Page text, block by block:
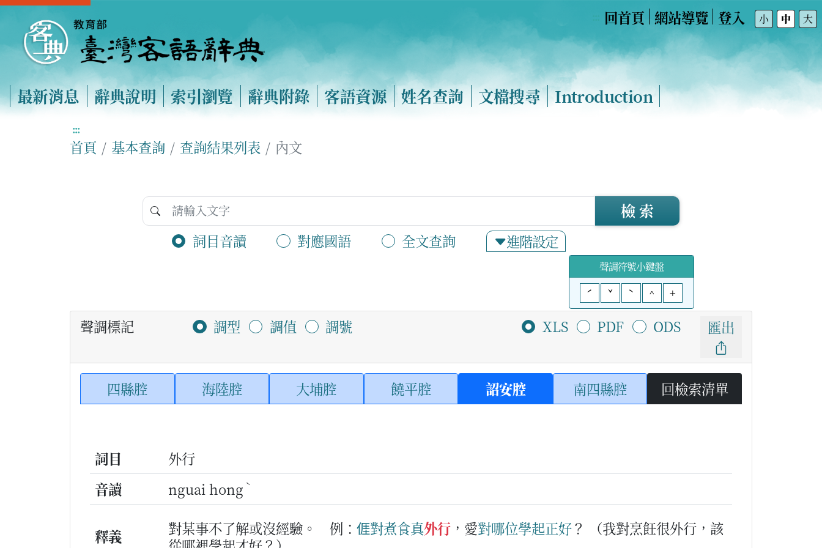
回首頁 網站導覽 登入 小 中 大
最新消息 辭典說明 索引瀏覽 辭典附錄 客語資源 姓名查詢 文檔搜尋 Introduction
:::
首頁 基本查詢 查詢結果列表 內文
詞目音讀 對應國語 全文查詢 進階設定
檢 索
聲調符號小鍵盤
ˊ
ˇ ˋ ^ +
聲調標記 調型 調值 調號 XLS PDF ODS 匯出
四縣腔 海陸腔 大埔腔 饒平腔 詔安腔 南四縣腔 回檢索清單
詞目
外行
音讀
nguai hong ˋ
釋義 對某事不了解或沒經驗。 例： 𠊎對煮食真外行 ，愛對哪位學起正好？
（我對烹飪很外行，該